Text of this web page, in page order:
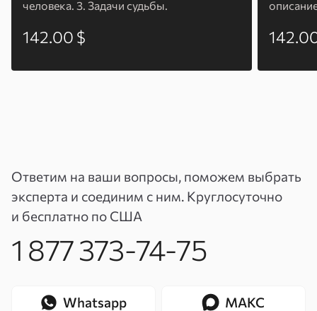
человека. 3. Задачи судьбы.
142.00 $
Ответим на ваши вопросы, поможем выбрать
эксперта и соединим с ним. Круглосуточно
и бесплатно по США
1 877 373-74-75
Whatsapp МАКС